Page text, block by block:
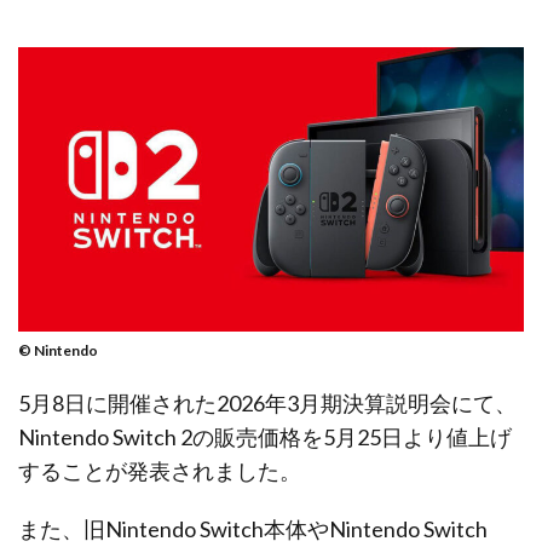
© Nintendo
5月8日に開催された2026年3月期決算説明会にて、
Nintendo Switch 2の販売価格を5月25日より値上げ
することが発表されました。
また、旧Nintendo Switch本体やNintendo Switch